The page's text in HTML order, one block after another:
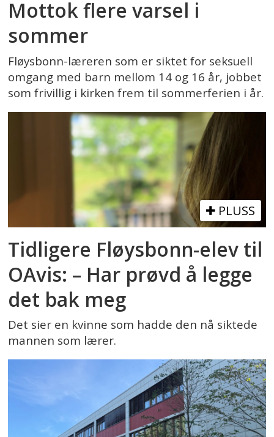
Mottok flere varsel i
sommer
Fløysbonn-læreren som er siktet for seksuell
omgang med barn mellom 14 og 16 år, jobbet
som frivillig i kirken frem til sommerferien i år.
PLUSS
Tidligere Fløysbonn-elev til
OAvis: – Har prøvd å legge
det bak meg
Det sier en kvinne som hadde den nå siktede
mannen som lærer.